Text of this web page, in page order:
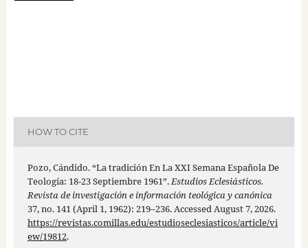
HOW TO CITE
Pozo, Cándido. “La tradición En La XXI Semana Española De
Teología: 18-23 Septiembre 1961”.Estudios Eclesiásticos.
Revista de investigación e información teológica y canónica
37, no. 141 (April 1, 1962): 219–236. Accessed August 7, 2026.
https://revistas.comillas.edu/estudioseclesiasticos/article/vi
ew/19812.